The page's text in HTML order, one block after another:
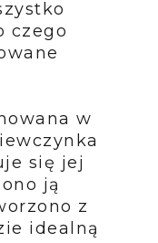
czego
w
się jej
ją
z
idealną